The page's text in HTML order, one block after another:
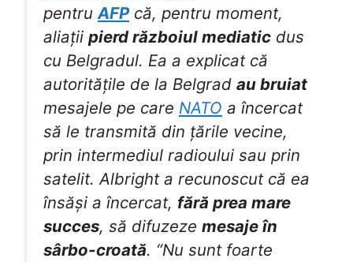
pentru AFPcă, pentru moment,
aliații pierd războiul mediatic dus
cu Belgradul. Ea a explicat că
autoritățile de la Belgrad au bruiat
mesajele pe care NATO a încercat
să le transmită din țările vecine,
prin intermediul radioului sau prin
satelit. Albright a recunoscut că ea
însăși a încercat, fără prea mare
succes, să difuzeze mesaje în
sârbo-croată. “Nu sunt foarte